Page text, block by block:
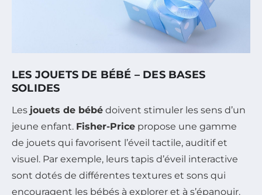
LES JOUETS DE BÉBÉ – DES BASES
SOLIDES
Les jouets de bébé doivent stimuler les sens d’un
jeune enfant. Fisher-Price propose une gamme
de jouets qui favorisent l’éveil tactile, auditif et
visuel. Par exemple, leurs tapis d’éveil interactive
sont dotés de différentes textures et sons qui
encouragent les bébés à explorer et à s’épanouir.